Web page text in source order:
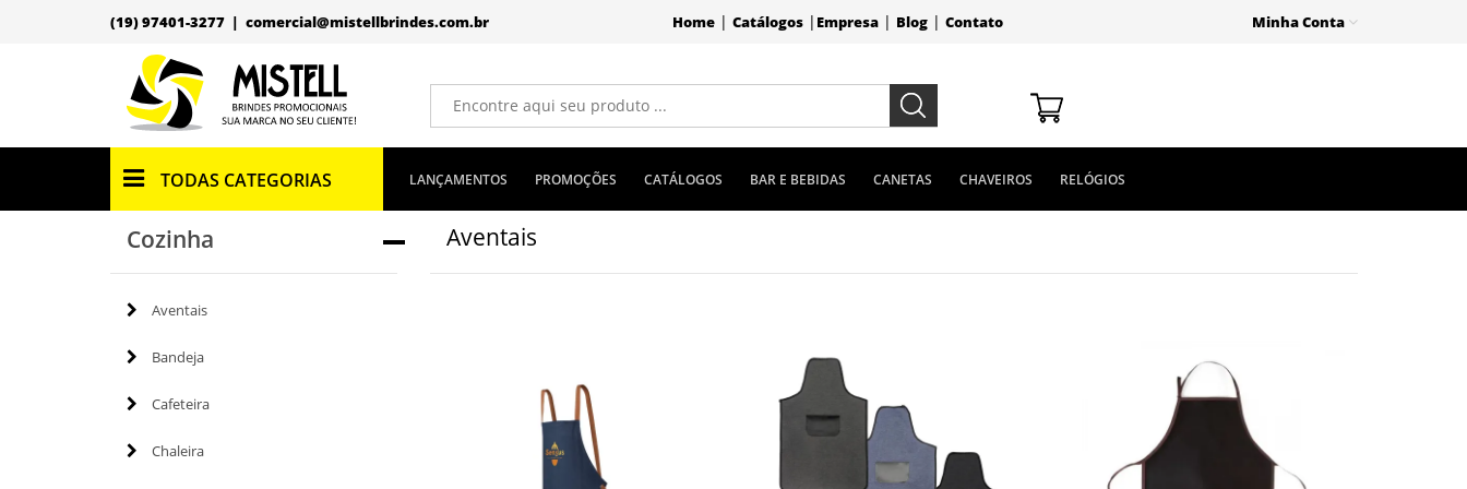
(19) 97401-3277 | comercial@mistellbrindes.com.br Home| Catálogos| Empresa| Blog| Contato Minha Conta
TODAS CATEGORIAS LANÇAMENTOS PROMOÇÕES CATÁLOGOS BAR E BEBIDAS CANETAS CHAVEIROS RELÓGIOS
Cozinha
Aventais
Bandeja
Cafeteira
Chaleira
Aventais